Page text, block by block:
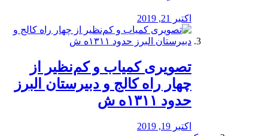
اکتبر 21, 2019
️تصویری کمیاب و کم‌نظیر از
چهار راه كالج و دبيرستان البرز
حدود ۱۳۱۱ه ش
اکتبر 19, 2019